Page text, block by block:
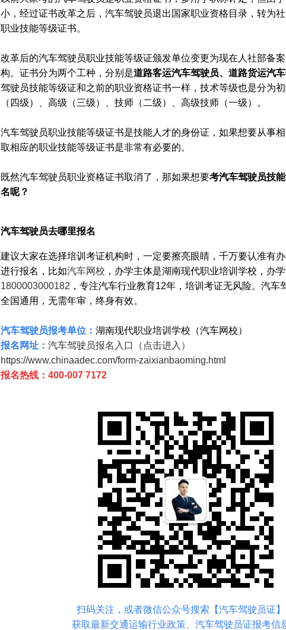
小，经过证书改革之后，汽车驾驶员退出国家职业资格目录，转为
职业技能等级证书。
改革后的汽车驾驶员职业技能等级证颁发单位变更为现在人社部备
构。证书分为两个工种，分别是道路客运汽车驾驶员、道路货运汽
驾驶员技能等级证和之前的职业资格证书一样，技术等级也是分为
（四级）、高级（三级）、技师（二级）、高级技师（一级）。
汽车驾驶员职业技能等级证书是技能人才的身份证，如果想要从事
取相应的职业技能等级证书是非常有必要的。
既然汽车驾驶员职业资格证书取消了，那如果想要考汽车驾驶员技
名呢？
汽车驾驶员去哪里报名
建议大家在选择培训考证机构时，一定要擦亮眼睛，千万要认准有
进行报名，比如汽车网校 ，办学主体是湖南现代职业培训学校，办
1800003000182 ，专注汽车行业教育12年，培训考证无风险。汽车
全国通用，无需年审，终身有效。
汽车驾驶员报考单位： 湖南现代职业培训学校（汽车网校）
报名网址： 汽车驾驶员报名入口（点击进入）
https://www.chinaadec.com/form-zaixianbaoming.html
报名热线： 400-007 7172
扫码关注，或者微信公众号搜索【汽车驾驶员证 】
获取最新交通运输行业政策、 汽车驾驶员证报考信